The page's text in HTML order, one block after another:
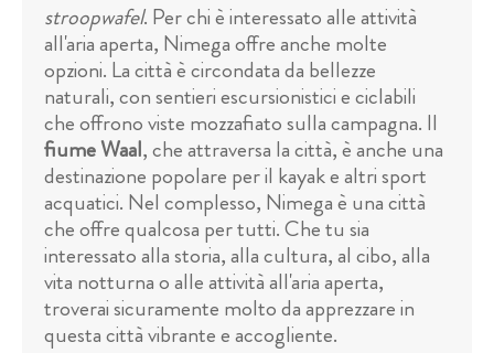
stroopwafel. Per chi è interessato alle attività
all'aria aperta, Nimega offre anche molte
opzioni. La città è circondata da bellezze
naturali, con sentieri escursionistici e ciclabili
che offrono viste mozzafiato sulla campagna. Il
fiume Waal, che attraversa la città, è anche una
destinazione popolare per il kayak e altri sport
acquatici. Nel complesso, Nimega è una città
che offre qualcosa per tutti. Che tu sia
interessato alla storia, alla cultura, al cibo, alla
vita notturna o alle attività all'aria aperta,
troverai sicuramente molto da apprezzare in
questa città vibrante e accogliente.